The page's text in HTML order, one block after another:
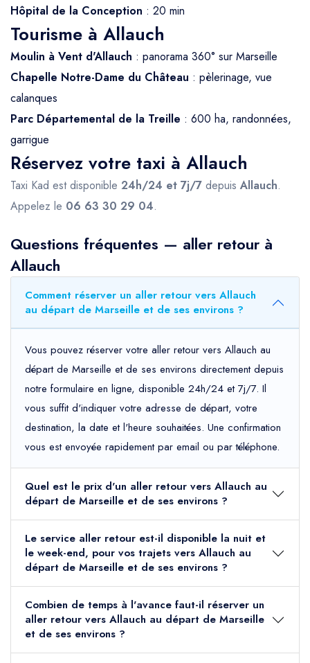
Hôpital de la Conception : 20 min
Tourisme à Allauch
Moulin à Vent d'Allauch : panorama 360° sur Marseille
Chapelle Notre-Dame du Château : pèlerinage, vue
calanques
Parc Départemental de la Treille : 600 ha, randonnées,
garrigue
Réservez votre taxi à Allauch
Taxi Kad est disponible 24h/24 et 7j/7 depuis Allauch.
Appelez le 06 63 30 29 04.
Questions fréquentes — aller retour à
Allauch
Comment réserver un aller retour vers Allauch
au départ de Marseille et de ses environs ?
Vous pouvez réserver votre aller retour vers Allauch au
départ de Marseille et de ses environs directement depuis
notre formulaire en ligne, disponible 24h/24 et 7j/7. Il
vous suffit d'indiquer votre adresse de départ, votre
destination, la date et l'heure souhaitées. Une confirmation
vous est envoyée rapidement par email ou par téléphone.
Quel est le prix d'un aller retour vers Allauch au
départ de Marseille et de ses environs ?
Le service aller retour est-il disponible la nuit et
le week-end, pour vos trajets vers Allauch au
départ de Marseille et de ses environs ?
Combien de temps à l'avance faut-il réserver un
aller retour vers Allauch au départ de Marseille
et de ses environs ?